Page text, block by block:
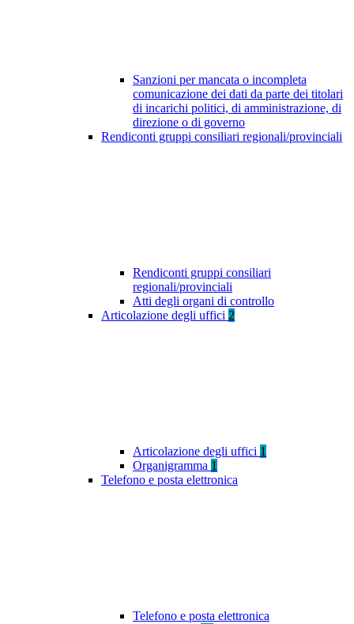
Sanzioni per mancata o incompleta
comunicazione dei dati da parte dei titolari
di incarichi politici, di amministrazione, di
direzione o di governo
Rendiconti gruppi consiliari regionali/provinciali
Rendiconti gruppi consiliari
regionali/provinciali
Atti degli organi di controllo
Articolazione degli uffici 2
Articolazione degli uffici 1
Organigramma 1
Telefono e posta elettronica
Telefono e posta elettronica